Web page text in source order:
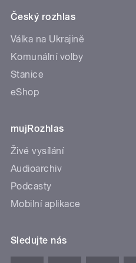
Český rozhlas
Válka na Ukrajině
Komunální volby
Stanice
eShop
mujRozhlas
Živé vysílání
Audioarchiv
Podcasty
Mobilní aplikace
Sledujte nás